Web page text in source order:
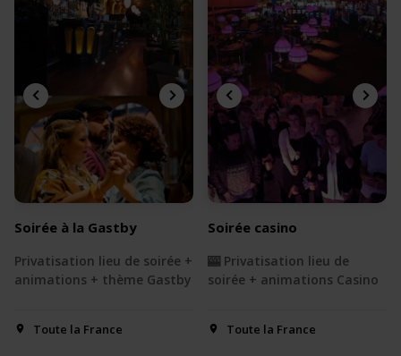
Soirée à la Gastby
Privatisation lieu de soirée +
animations + thème Gastby
Toute la France
Soirée casino
🎰 Privatisation lieu de
soirée + animations Casino
Toute la France